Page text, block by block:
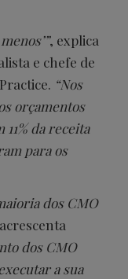
, explica
e chefe de
“Nos
orçamentos
da receita
para os
dos CMO
dos CMO
a sua